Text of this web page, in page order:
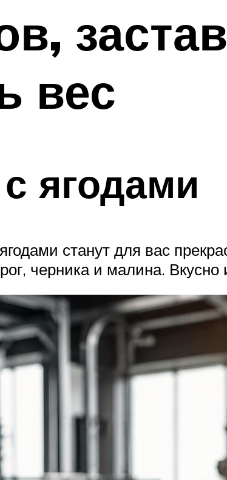
вес
ягодами
станут для вас
черника и малина. Вкусно